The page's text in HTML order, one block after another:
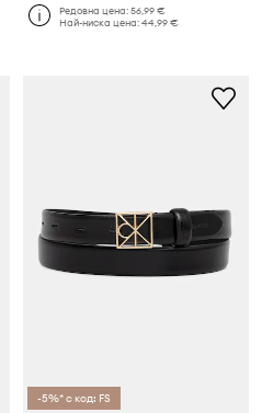
Редовна цена:56,99 €
Най-ниска цена:44,99 €
-5%* с код: FS